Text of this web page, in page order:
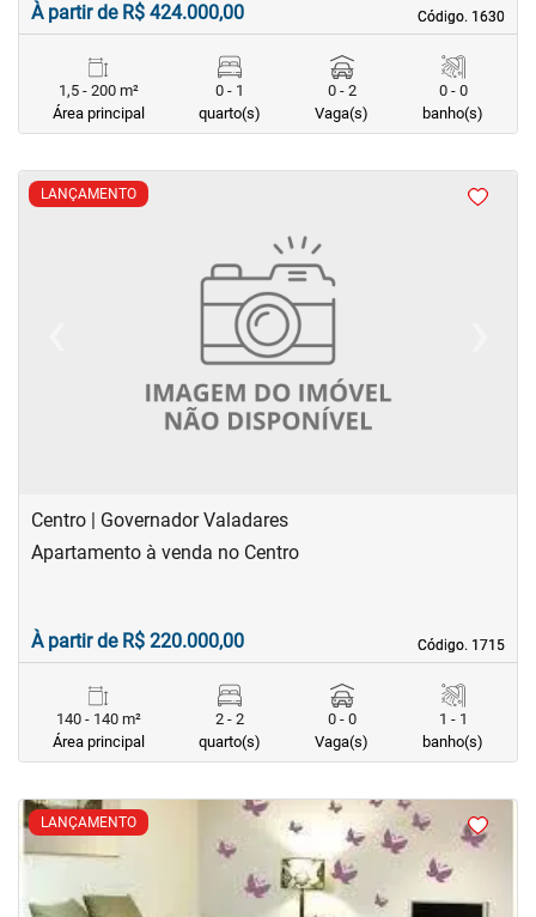
Código. 1630
Código. 1630
À partir de R$ 424.000,00
1,5 - 200 m²
Área principal
0 - 1
quarto(s)
0 - 2
Vaga(s)
0 - 0
banho(s)
LANÇAMENTO
Centro | Governador Valadares
Código. 1715
Código. 1715
Apartamento à venda no Centro
À partir de R$ 220.000,00
140 - 140 m²
Área principal
2 - 2
quarto(s)
0 - 0
Vaga(s)
1 - 1
banho(s)
LANÇAMENTO
<<<<